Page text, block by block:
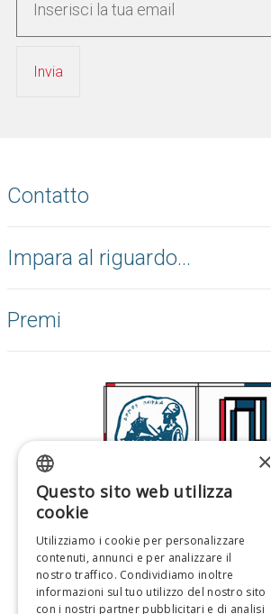
Contatto
Impara al riguardo...
Premi
GREEK
FRENCH
ITALIAN
×
Questo sito web utilizza
cookie
Utilizziamo i cookie per personalizzare
contenuti, annunci e per analizzare il
nostro traffico. Condividiamo inoltre
informazioni sul tuo utilizzo del nostro sito
con i nostri partner pubblicitari e di analisi